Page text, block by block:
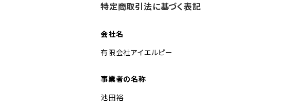
特定商取引法に基づく表記
会社名
有限会社アイエルピー
事業者の名称
池田裕